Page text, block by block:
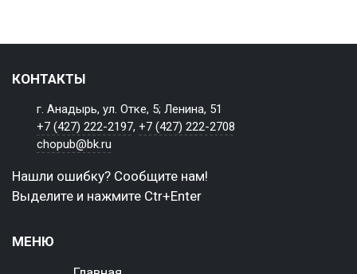
КОНТАКТЫ
г. Анадырь, ул. Отке, 5; Ленина, 51
+7 (427) 222-2197,+7 (427) 222-2708
chopub@bk.ru
Нашли ошибку? Сообщите нам!
Выделите и нажмите Ctr+Enter
МЕНЮ